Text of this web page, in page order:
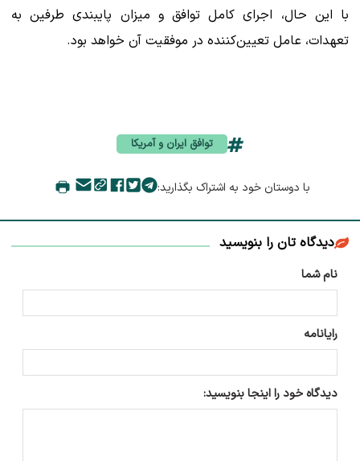
با این حال، اجرای کامل توافق و میزان پایبندی طرفین به
تعهدات، عامل تعیین‌کننده در موفقیت آن خواهد بود.
توافق ایران و آمریکا
با دوستان خود به اشتراک بگذارید:
دیدگاه تان را بنویسید
نام شما
رایانامه
دیدگاه خود را اینجا بنویسید: